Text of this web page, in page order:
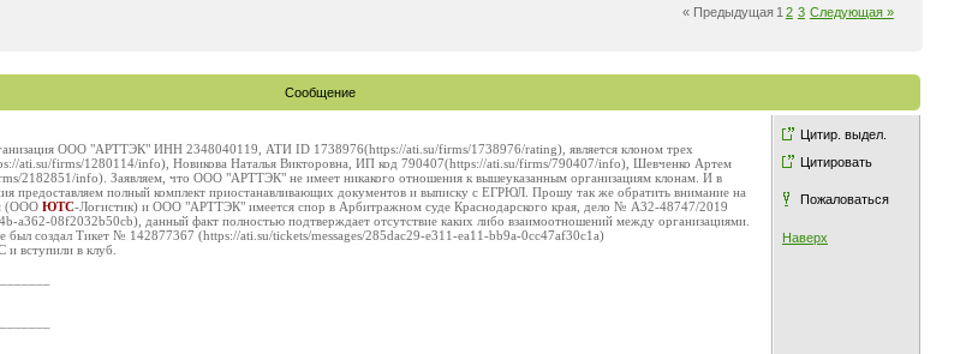
« Предыдущая 1 2 3 Следующая »
Сообщение
Цитир. выдел.
Цитировать
Пожаловаться
Наверх
ООО "АРТТЭК" ИНН 2348040119, АТИ ID 1738976(https://ati.su/firms/1738976/rating), является клоном трех
ati.su/firms/1280114/info), Новикова Наталья Викторовна, ИП код 790407(https://ati.su/firms/790407/info), Шевченко Артем
2182851/info). Заявляем, что ООО "АРТТЭК" не имеет никакого отношения к вышеуказанным организациям клонам. И в
предоставляем полный комплект приостанавливающих документов и выписку с ЕГРЮЛ. Прошу так же обратить внимание на
(ООО ЮТС-Логистик) и ООО "АРТТЭК" имеется спор в Арбитражном суде Краснодарского края, дело № А32-48747/2019
a362-08f2032b50cb), данный факт полностью подтверждает отсутствие каких либо взаимоотношений между организациями.
был создал Тикет № 142877367 (https://ati.su/tickets/messages/285dac29-e311-ea11-bb9a-0cc47af30c1a)
и вступили в клуб.